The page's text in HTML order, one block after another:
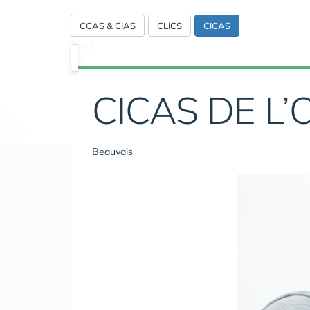
CCAS & CIAS CLICS CICAS
CICAS DE
Beauvais